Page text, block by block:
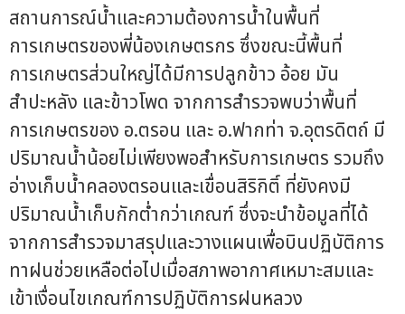
สถานการณ์น้ำและความต้องการน้ำในพื้นที่
การเกษตรของพี่น้องเกษตรกร ซึ่งขณะนี้พื้นที่
การเกษตรส่วนใหญ่ได้มีการปลูกข้าว อ้อย มัน
สำปะหลัง และข้าวโพด จากการสำรวจพบว่าพื้นที่
การเกษตรของ อ.ตรอน และ อ.ฟากท่า จ.อุตรดิตถ์ มี
ปริมาณน้ำน้อยไม่เพียงพอสำหรับการเกษตร รวมถึง
อ่างเก็บน้ำคลองตรอนและเขื่อนสิริกิติ์ ที่ยังคงมี
ปริมาณน้ำเก็บกักต่ำกว่าเกณฑ์ ซึ่งจะนำข้อมูลที่ได้
จากการสำรวจมาสรุปและวางแผนเพื่อบินปฏิบัติการ
ทาฝนช่วยเหลือต่อไปเมื่อสภาพอากาศเหมาะสมและ
เข้าเงื่อนไขเกณฑ์การปฏิบัติการฝนหลวง